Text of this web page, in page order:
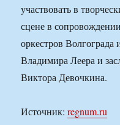
участвовать в
сцене в
оркестров
Владимира Леера и
Виктора Девочкина.
Источник:regnum.ru